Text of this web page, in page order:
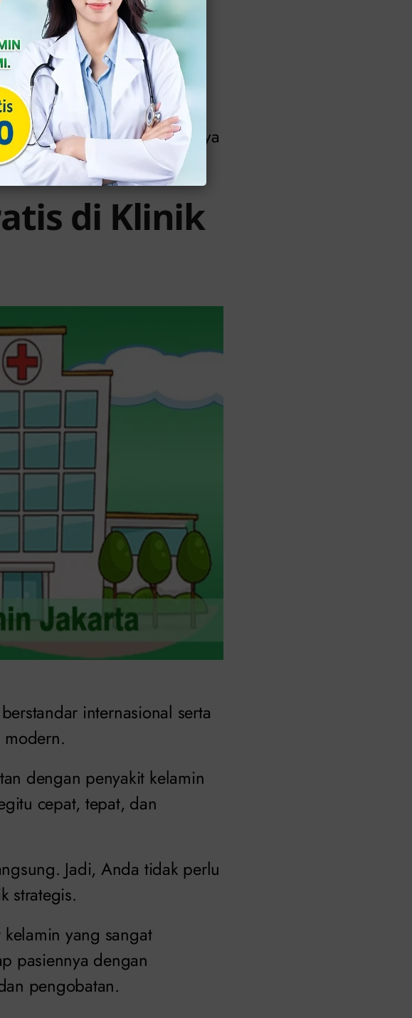
kondisi
getah benih di kunci paha
anak disebabkan oleh
pereda nyeri agar kondisinya
di Klinik
internasional serta
dengan penyakit kelamin
cepat, tepat, dan
Jadi, Anda tidak perlu
strategis.
yang sangat
pasiennya dengan
pengobatan.